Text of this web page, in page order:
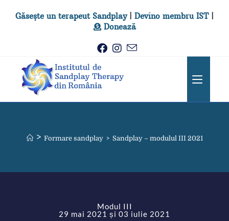
Găsește un terapeut Sandplay| Devino membru IST|
Donează
> Formare sandplay > Sandplay – modulul III 2021
Modul III
29 mai 2021 și 03 iulie 2021